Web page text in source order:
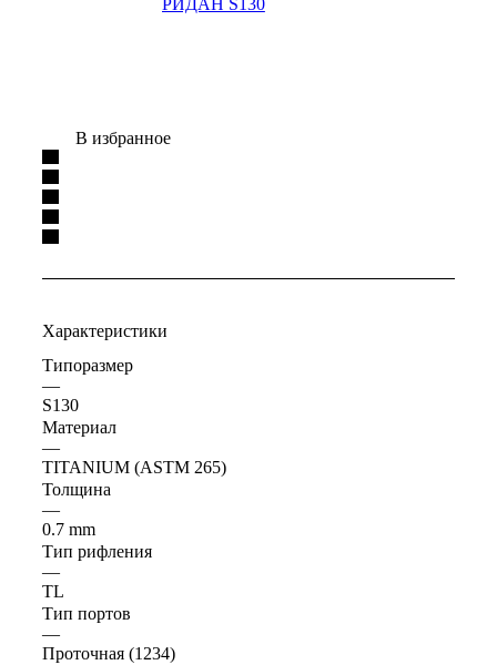
В избранное
Характеристики
Типоразмер
—
S130
Материал
—
TITANIUM (ASTM 265)
Толщина
—
0.7 mm
Тип рифления
—
TL
Тип портов
—
Проточная (1234)